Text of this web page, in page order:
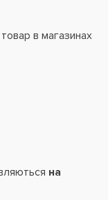
в магазинах
на